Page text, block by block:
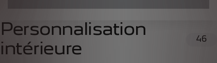
Personnalisation
intérieure
46